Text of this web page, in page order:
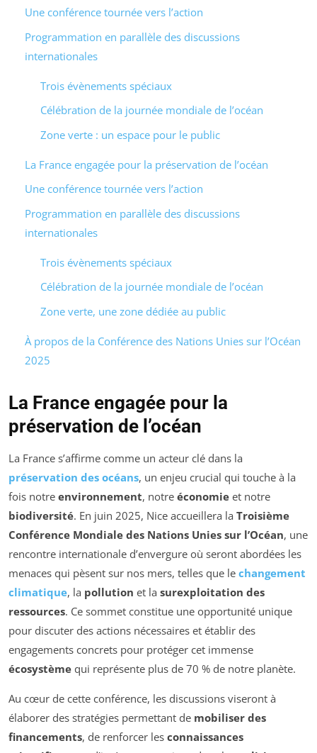
Une conférence tournée vers l’action
Programmation en parallèle des discussions
internationales
Trois évènements spéciaux
Célébration de la journée mondiale de l’océan
Zone verte : un espace pour le public
La France engagée pour la préservation de l’océan
Une conférence tournée vers l’action
Programmation en parallèle des discussions
internationales
Trois évènements spéciaux
Célébration de la journée mondiale de l’océan
Zone verte, une zone dédiée au public
À propos de la Conférence des Nations Unies sur l’Océan
2025
La France engagée pour la
préservation de l’océan
La France s’affirme comme un acteur clé dans la
préservation des océans, un enjeu crucial qui touche à la
fois notre environnement, notre économie et notre
biodiversité. En juin 2025, Nice accueillera la Troisième
Conférence Mondiale des Nations Unies sur l’Océan, une
rencontre internationale d’envergure où seront abordées les
menaces qui pèsent sur nos mers, telles que le changement
climatique, la pollution et la surexploitation des
ressources. Ce sommet constitue une opportunité unique
pour discuter des actions nécessaires et établir des
engagements concrets pour protéger cet immense
écosystème qui représente plus de 70 % de notre planète.
Au cœur de cette conférence, les discussions viseront à
élaborer des stratégies permettant de mobiliser des
financements, de renforcer les connaissances